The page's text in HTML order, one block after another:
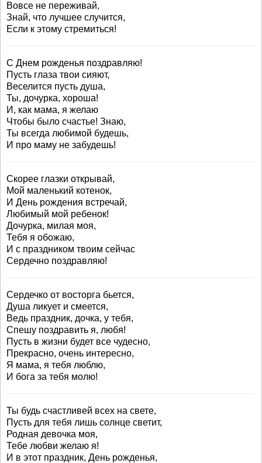
Вовсе не переживай,
Знай, что лучшее случится,
Если к этому стремиться!
С Днем рожденья поздравляю!
Пусть глаза твои сияют,
Веселится пусть душа,
Ты, дочурка, хороша!
И, как мама, я желаю
Чтобы было счастье! Знаю,
Ты всегда любимой будешь,
И про маму не забудешь!
Скорее глазки открывай,
Мой маленький котенок,
И День рождения встречай,
Любимый мой ребенок!
Дочурка, милая моя,
Тебя я обожаю,
И с праздником твоим сейчас
Сердечно поздравляю!
Сердечко от восторга бьется,
Душа ликует и смеется,
Ведь праздник, дочка, у тебя,
Спешу поздравить я, любя!
Пусть в жизни будет все чудесно,
Прекрасно, очень интересно,
Я мама, я тебя люблю,
И бога за тебя молю!
Ты будь счастливей всех на свете,
Пусть для тебя лишь солнце светит,
Родная девочка моя,
Тебе любви желаю я!
И в этот праздник, День рожденья,